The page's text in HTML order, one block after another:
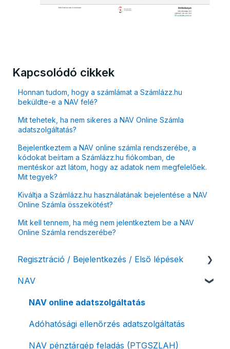
Kapcsolódó cikkek
Honnan tudom, hogy a számlámat a Számlázz.hu
beküldte-e a NAV felé?
Mit tehetek, ha nem sikeres a NAV Online Számla
adatszolgáltatás?
Bejelentkeztem a NAV online számla rendszerébe, a
kódokat beírtam a Számlázz.hu fiókomban, de
mentéskor azt látom, hogy az adatok nem megfelelőek.
Mit tegyek?
Kiváltja a Számlázz.hu használatának bejelentése a NAV
Online Számla összekötést?
Mit kell tennem, ha még nem jelentkeztem be a NAV
Online Számla rendszerébe?
Regisztráció / Bejelentkezés / Első lépések
Felhasználó beállításai
Számlázási fiók kezdő beállításai, első lépések
NAV
NAV online adatszolgáltatás
Adóhatósági ellenőrzés adatszolgáltatás
NAV pénztárgép feladás (PTGSZLAH)